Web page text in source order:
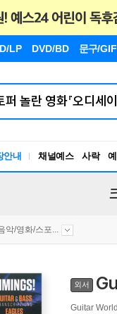
LP DVD/BD 문구/
안내 채널예스 사락
악/영화/스포...
외서
Guitar World